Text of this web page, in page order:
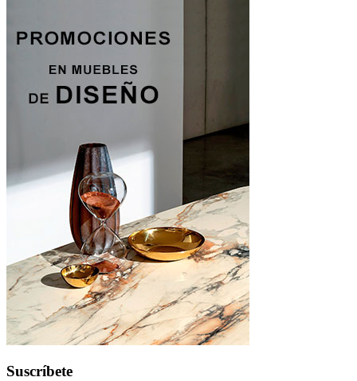
Suscríbete